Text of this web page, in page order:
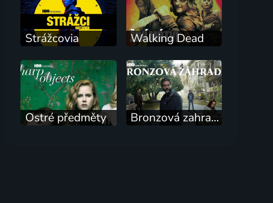
Strážcovia Walking Dead
Ostré předměty Bronzová zahrada